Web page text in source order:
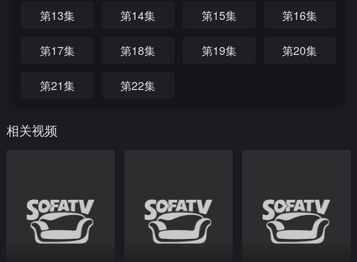
第13集 第14集 第15集 第16集
第17集 第18集 第19集 第20集
第21集 第22集
相关视频